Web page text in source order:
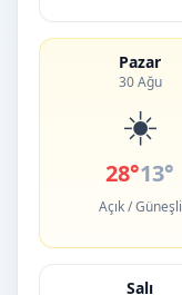
Pazar
30 Ağu
☀️
28°13°
Açık / Güneşli
Salı